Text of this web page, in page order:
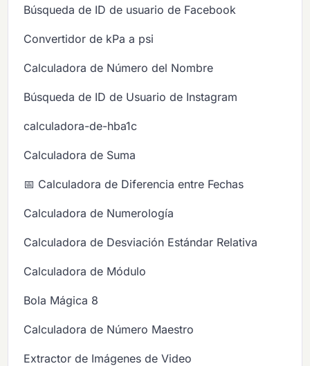
Búsqueda de ID de usuario de Facebook
Convertidor de kPa a psi
Calculadora de Número del Nombre
Búsqueda de ID de Usuario de Instagram
calculadora-de-hba1c
Calculadora de Suma
📅 Calculadora de Diferencia entre Fechas
Calculadora de Numerología
Calculadora de Desviación Estándar Relativa
Calculadora de Módulo
Bola Mágica 8
Calculadora de Número Maestro
Extractor de Imágenes de Video